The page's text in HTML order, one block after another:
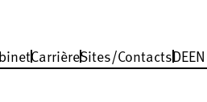
CarrièreSites/ContactsDEEN